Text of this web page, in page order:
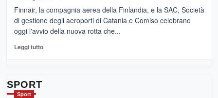
Ci
siamo
quasi….
pronti
per
Finnair, la compagnia aerea della Finlandia, e la SAC, Società
di gestione degli aeroporti di Catania e Comiso celebrano
oggi l'avvio della nuova rotta che...
Leggi tuttoLeggi
SPORT
Sport